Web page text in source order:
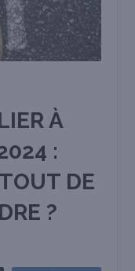
À
:
DE
?